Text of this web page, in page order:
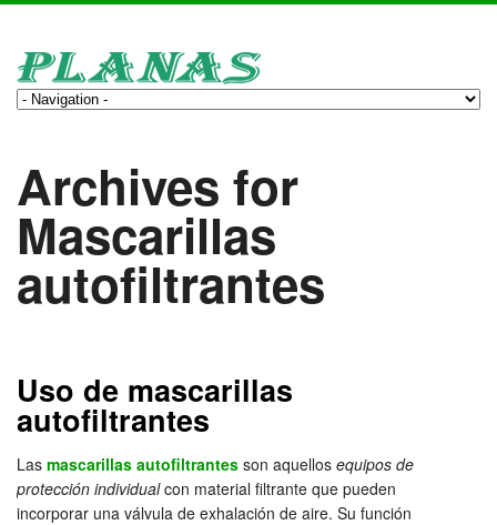
Archives for
Mascarillas
autofiltrantes
Uso de mascarillas
autofiltrantes
Las mascarillas autofiltrantes son aquellos equipos de
protección individualcon material filtrante que pueden
incorporar una válvula de exhalación de aire. Su función